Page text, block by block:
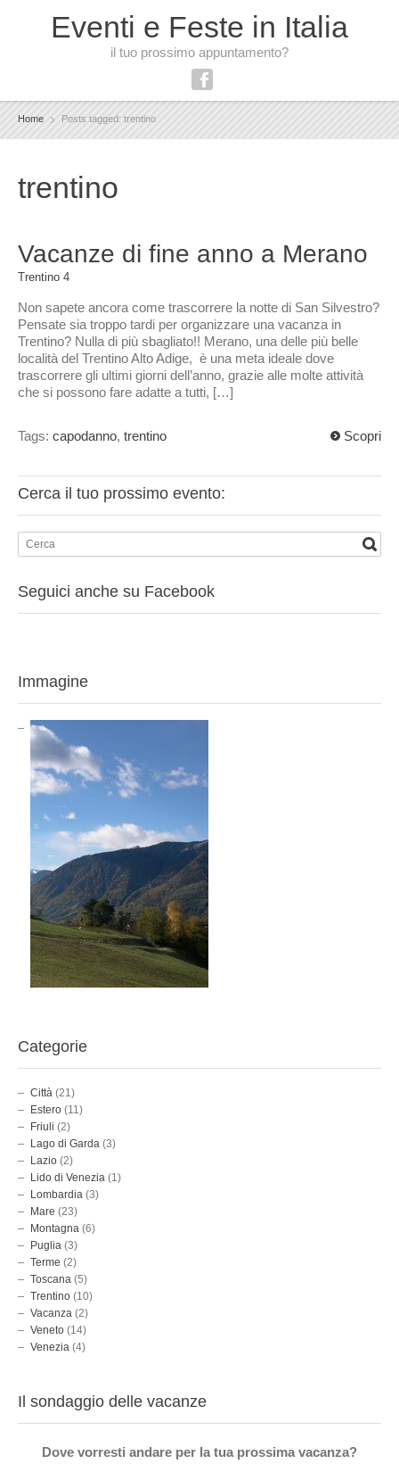
Eventi e Feste in Italia
il tuo prossimo appuntamento?
Home Posts tagged: trentino
trentino
Vacanze di fine anno a Merano
Trentino 4
Non sapete ancora come trascorrere la notte di San Silvestro?
Pensate sia troppo tardi per organizzare una vacanza in
Trentino? Nulla di più sbagliato!! Merano, una delle più belle
località del Trentino Alto Adige, è una meta ideale dove
trascorrere gli ultimi giorni dell’anno, grazie alle molte attività
che si possono fare adatte a tutti, […]
Tags: capodanno, trentino Scopri
Cerca il tuo prossimo evento:
Seguici anche su Facebook
Immagine
Categorie
Città (21)
Estero (11)
Friuli (2)
Lago di Garda (3)
Lazio (2)
Lido di Venezia (1)
Lombardia (3)
Mare (23)
Montagna (6)
Puglia (3)
Terme (2)
Toscana (5)
Trentino (10)
Vacanza (2)
Veneto (14)
Venezia (4)
Il sondaggio delle vacanze
Dove vorresti andare per la tua prossima vacanza?